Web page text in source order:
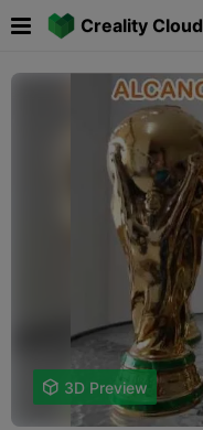
Creality Cloud
 3D Preview